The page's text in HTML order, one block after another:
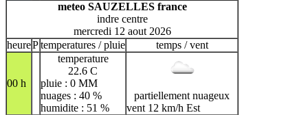
meteo SAUZELLES france
indre centre
mercredi 12 aout 2026
heurePtemperatures / pluie temps / vent
00 h
temperature
22.6 C
pluie : 0 MM
nuages : 40 %
humidite : 51 %
partiellement nuageux
vent 12 km/h Est